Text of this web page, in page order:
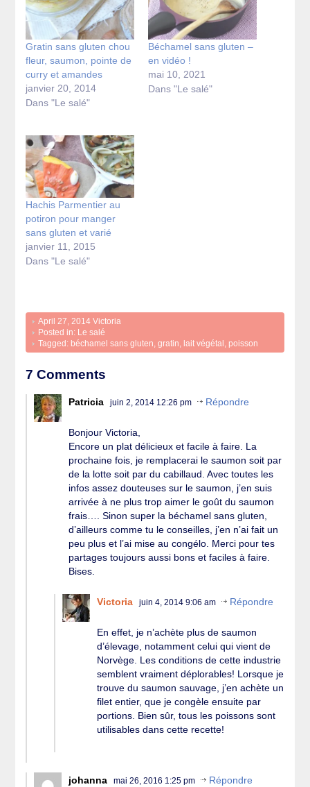
Gratin sans gluten chou
fleur, saumon, pointe de
curry et amandes
janvier 20, 2014
Dans "Le salé"
Béchamel sans gluten –
en vidéo !
mai 10, 2021
Dans "Le salé"
Hachis Parmentier au
potiron pour manger
sans gluten et varié
janvier 11, 2015
Dans "Le salé"
April 27, 2014 Victoria
Posted in:
Le salé
Tagged: béchamel sans gluten ,gratin lait végétal poisson
7 Comments
Patricia juin 2, 2014 12:26 pm Répondre
Bonjour Victoria,
Encore un plat délicieux et facile à faire. La
prochaine fois, je remplacerai le saumon soit par
de la lotte soit par du cabillaud. Avec toutes les
infos assez douteuses sur le saumon, j’en suis
arrivée à ne plus trop aimer le goût du saumon
frais…. Sinon super la béchamel sans gluten,
d’ailleurs comme tu le conseilles, j’en n’ai fait un
peu plus et l’ai mise au congélo. Merci pour tes
partages toujours aussi bons et faciles à faire.
Bises.
Victoria juin 4, 2014 9:06 am Répondre
En effet, je n’achète plus de saumon
d’élevage, notamment celui qui vient de
Norvège. Les conditions de cette industrie
semblent vraiment déplorables! Lorsque je
trouve du saumon sauvage, j’en achète un
filet entier, que je congèle ensuite par
portions. Bien sûr, tous les poissons sont
utilisables dans cette recette!
johanna mai 26, 2016 1:25 pm Répondre